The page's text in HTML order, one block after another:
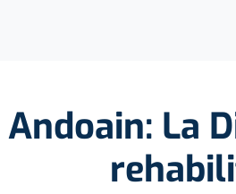
Andoain: La